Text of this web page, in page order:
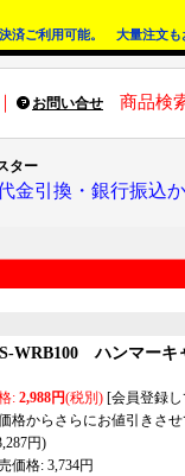
済ご利用可能。 大量注文も
｜ お問い合せ 商品検
ター
金引換・銀行振込
WRB100 ハンマーキ
: 2,988円(税別) [会員登録
格からさらにお値引きさ
円)
価格: 3,734円